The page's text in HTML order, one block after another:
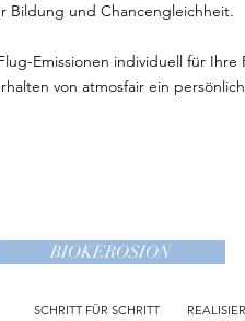
Bildung und Chancengleichheit.
Emissionen individuell für
von atmosfair ein
BIOKEROSION
SCHRITT FÜR SCHRITT